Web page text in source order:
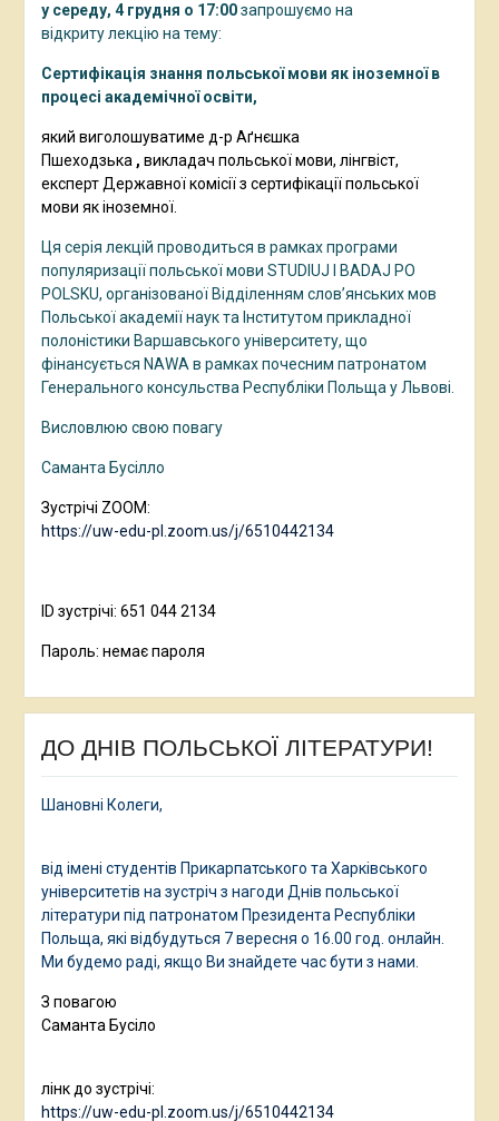
у середу, 4 грудня о 17:00запрошуємо на
відкриту лекцію на тему:
Сертифікація знання польської мови як іноземної в
процесі академічної освіти,
який виголошуватиме д-р Аґнєшка
Пшеходзька , викладач польської мови, лінгвіст,
експерт Державної комісії з сертифікації польської
мови як іноземної.
Ця серія лекцій проводиться в рамках програми
популяризації польської мови STUDIUJ I BADAJ PO
POLSKU, організованої Відділенням слов’янських мов
Польської академії наук та Інститутом прикладної
полоністики Варшавського університету, що
фінансується NAWA в рамках почесним патронатом
Генерального консульства Республіки Польща у Львові.
Висловлюю свою повагу
Саманта Бусілло
Зустрічі ZOOM:
https://uw-edu-pl.zoom.us/j/6510442134
ID зустрічі: 651 044 2134
Пароль: немає пароля
ДО ДНІВ ПОЛЬСЬКОЇ ЛІТЕРАТУРИ!
Шановні Колеги,
від імені студентів Прикарпатського та Харківського
університетів на зустріч з нагоди Днів польської
літератури під патронатом Президента Республіки
Польща, які відбудуться 7 вересня о 16.00 год. онлайн.
Ми будемо раді, якщо Ви знайдете час бути з нами.
З повагою
Саманта Бусіло
лінк до зустрічі:
https://uw-edu-pl.zoom.us/j/6510442134